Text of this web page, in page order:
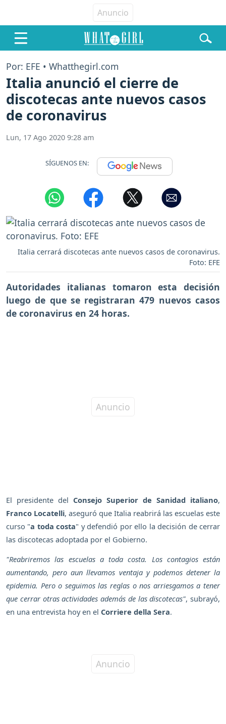
Por: EFE • Whatthegirl.com
Italia anunció el cierre de
discotecas ante nuevos casos
de coronavirus
Lun, 17 Ago 2020 9:28 am
SÍGUENOS EN:
Italia cerrará discotecas ante nuevos casos de coronavirus.
Foto: EFE
Autoridades italianas tomaron esta decisión
luego de que se registraran 479 nuevos casos
de coronavirus en 24 horas.
El presidente del Consejo Superior de Sanidad italiano,
Franco Locatelli, aseguró que Italia reabrirá las escuelas este
curso "a toda costa" y defendió por ello la decisión de cerrar
las discotecas adoptada por el Gobierno.
"Reabriremos las escuelas a toda costa. Los contagios están
aumentando, pero aun llevamos ventaja y podemos detener la
epidemia. Pero o seguimos las reglas o nos arriesgamos a tener
que cerrar otras actividades además de las discotecas", subrayó,
en una entrevista hoy en el Corriere della Sera.